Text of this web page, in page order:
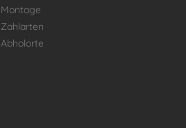
Montage
Zahlarten
Abholorte